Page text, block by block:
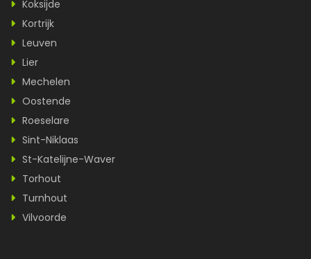
Koksijde
Kortrijk
Leuven
Lier
Mechelen
Oostende
Roeselare
Sint-Niklaas
St-Katelijne-Waver
Torhout
Turnhout
Vilvoorde